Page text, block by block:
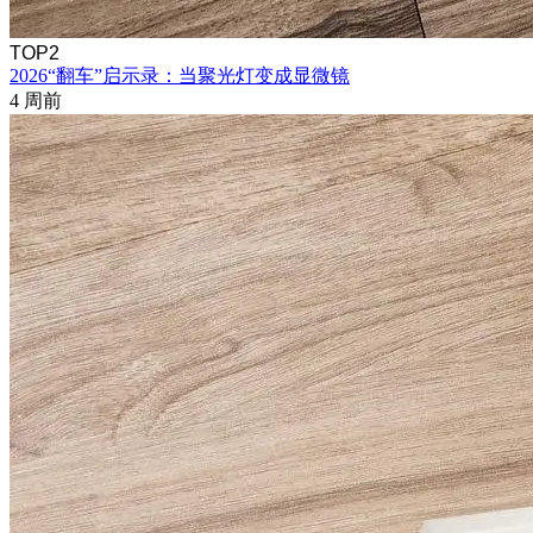
TOP2
2026“翻车”启示录：当聚光灯变成显微镜
4 周前